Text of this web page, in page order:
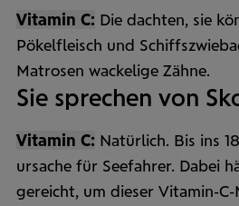
Vitamin C: Die dachten, sie
Pökelfleisch und Schiffs
Matrosen wackelige Zähne.
Sie sprechen von
Vitamin C: Natürlich. Bis ins
ursache für Seefahrer. Dabei
gereicht, um dieser Vitamin-